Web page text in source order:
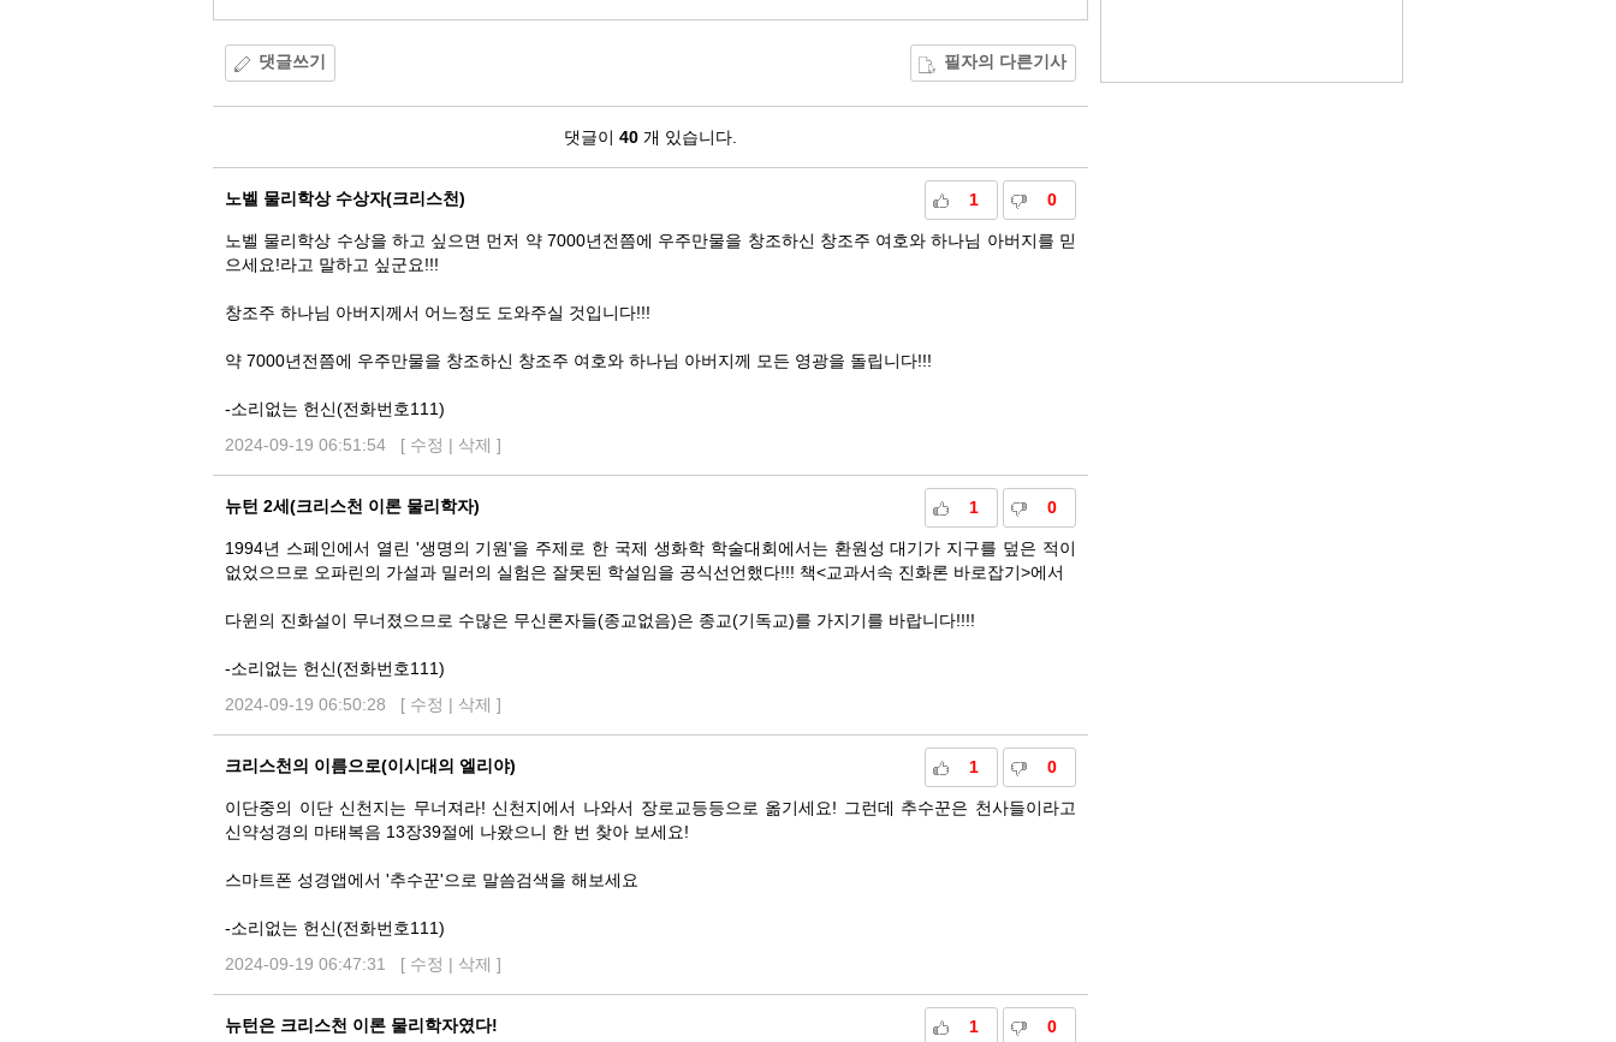
댓글쓰기 필자의 다른기사
글
댓글이 40 개 있습니다.
1 0
노벨 물리학상 수상자(크리스천)
노벨 물리학상 수상을 하고 싶으면 먼저 약 7000년전쯤에 우주만물을 창조하신 창조주 여호와 하나님 아버지를 믿
으세요!라고 말하고 싶군요!!!
창조주 하나님 아버지께서 어느정도 도와주실 것입니다!!!
약 7000년전쯤에 우주만물을 창조하신 창조주 여호와 하나님 아버지께 모든 영광을 돌립니다!!!
-소리없는 헌신(전화번호111)
2024-09-19 06:51:54 [ 수정 | 삭제 ]
1 0
뉴턴 2세(크리스천 이론 물리학자)
1994년 스페인에서 열린 '생명의 기원'을 주제로 한 국제 생화학 학술대회에서는 환원성 대기가 지구를 덮은 적이
없었으므로 오파린의 가설과 밀러의 실험은 잘못된 학설임을 공식선언했다!!! 책<교과서속 진화론 바로잡기>에서
다윈의 진화설이 무너졌으므로 수많은 무신론자들(종교없음)은 종교(기독교)를 가지기를 바랍니다!!!!
-소리없는 헌신(전화번호111)
2024-09-19 06:50:28 [ 수정 | 삭제 ]
1 0
크리스천의 이름으로(이시대의 엘리야)
이단중의 이단 신천지는 무너져라! 신천지에서 나와서 장로교등등으로 옮기세요! 그런데 추수꾼은 천사들이라고
신약성경의 마태복음 13장39절에 나왔으니 한 번 찾아 보세요!
스마트폰 성경앱에서 '추수꾼'으로 말씀검색을 해보세요
-소리없는 헌신(전화번호111)
2024-09-19 06:47:31 [ 수정 | 삭제 ]
1 0
뉴턴은 크리스천 이론 물리학자였다!